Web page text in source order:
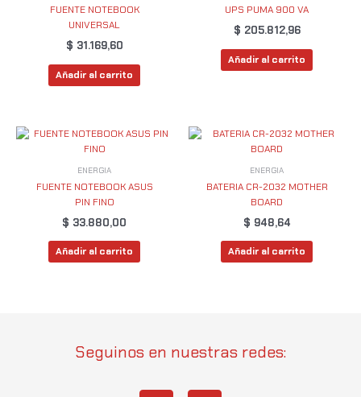
FUENTE NOTEBOOK
UNIVERSAL
$ 31.169,60
Añadir al carrito
UPS PUMA 900 VA
$ 205.812,96
Añadir al carrito
ENERGIA
FUENTE NOTEBOOK ASUS
PIN FINO
$ 33.880,00
Añadir al carrito
ENERGIA
BATERIA CR-2032 MOTHER
BOARD
$ 948,64
Añadir al carrito
Seguinos en nuestras redes: